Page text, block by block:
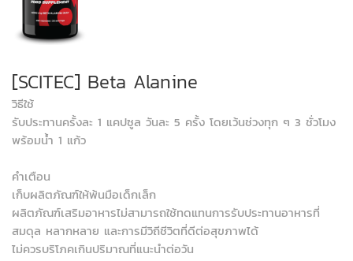
[SCITEC] Beta Alanine
วิธีใช้
รับประทานครั้งละ 1 แคปซูล วันละ 5 ครั้ง โดยเว้นช่วงทุก ๆ 3 ชั่วโมง
พร้อมน้ำ 1 แก้ว
คำเตือน
เก็บผลิตภัณฑ์ให้พ้นมือเด็กเล็ก
ผลิตภัณฑ์เสริมอาหารไม่สามารถใช้ทดแทนการรับประทานอาหารที่
สมดุล หลากหลาย และการมีวิถีชีวิตที่ดีต่อสุขภาพได้
ไม่ควรบริโภคเกินปริมาณที่แนะนำต่อวัน